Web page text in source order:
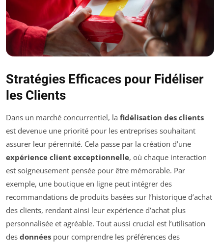
Stratégies Efficaces pour Fidéliser
les Clients
Dans un marché concurrentiel, la fidélisation des clients
est devenue une priorité pour les entreprises souhaitant
assurer leur pérennité. Cela passe par la création d’une
expérience client exceptionnelle, où chaque interaction
est soigneusement pensée pour être mémorable. Par
exemple, une boutique en ligne peut intégrer des
recommandations de produits basées sur l’historique d’achat
des clients, rendant ainsi leur expérience d’achat plus
personnalisée et agréable. Tout aussi crucial est l’utilisation
des données pour comprendre les préférences des